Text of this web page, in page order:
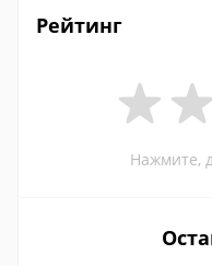
Рейтинг
Нажмите,